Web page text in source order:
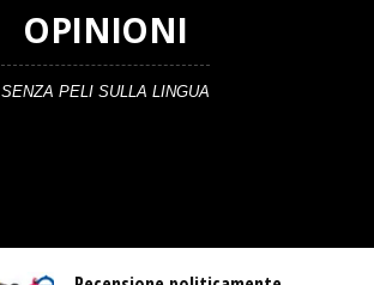
OPINIONI
SENZA PELI SULLA LINGUA